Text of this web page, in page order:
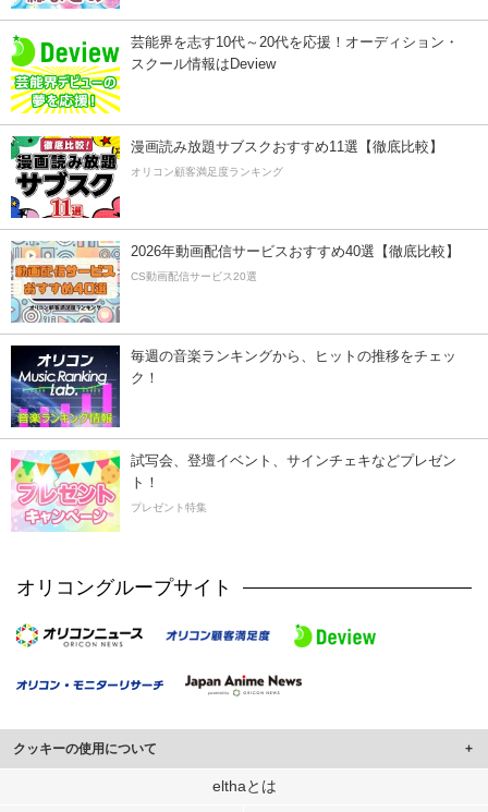
芸能界を志す10代～20代を応援！オーディション・
スクール情報はDeview
漫画読み放題サブスクおすすめ11選【徹底比較】
オリコン顧客満足度ランキング
2026年動画配信サービスおすすめ40選【徹底比較】
CS動画配信サービス20選
毎週の音楽ランキングから、ヒットの推移をチェッ
ク！
試写会、登壇イベント、サインチェキなどプレゼン
ト！
プレゼント特集
オリコングループサイト
クッキーの使用について
このサイトでは Cookie を使用して、ユーザーに合わせたコンテンツや広告の
elthaとは